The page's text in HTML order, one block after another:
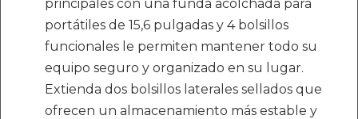
principales con una funda acolchada para
portátiles de 15,6 pulgadas y 4 bolsillos
funcionales le permiten mantener todo su
equipo seguro y organizado en su lugar.
Extienda dos bolsillos laterales sellados que
ofrecen un almacenamiento más estable y